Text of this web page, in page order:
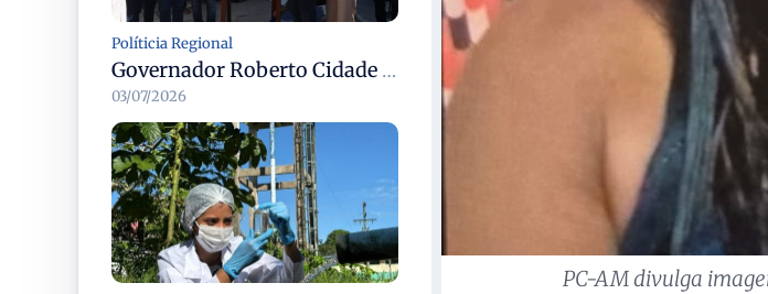
Políticia Regional
Governador Roberto Cidade entrega readequação do ambulatório da FCecon e amplia capacidade de atendimento oncológico em Manaus
03/07/2026
PC-AM divulga